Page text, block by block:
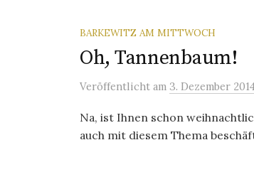
BARKEWITZ AM MITTWOCH
Oh, Tannenbaum!
Veröffentlicht am 3. Dezember
Na, ist Ihnen schon
auch mit diesem Thema